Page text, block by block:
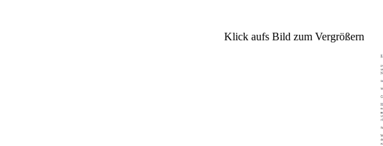
Klick aufs Bild zum Vergrößern